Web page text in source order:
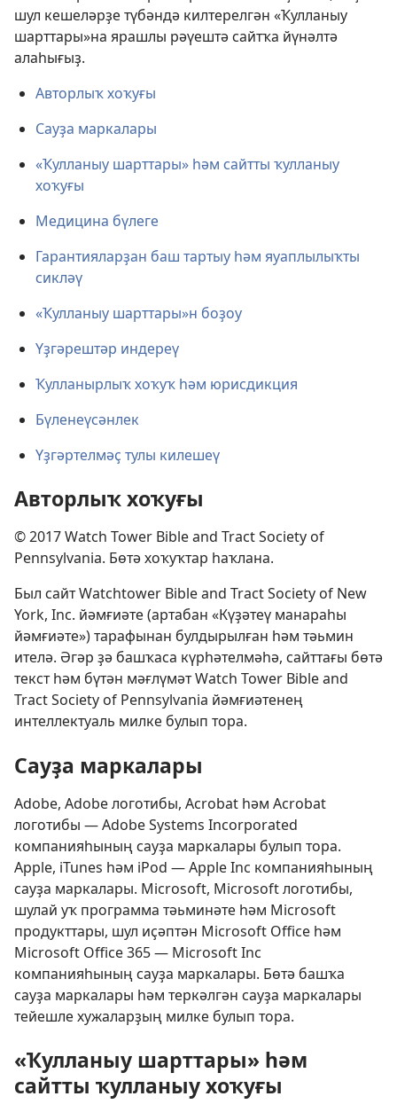
шул кешеләрҙе түбәндә килтерелгән «Ҡулланыу
шарттары»на ярашлы рәүештә сайтҡа йүнәлтә
алаһығыҙ.
Авторлыҡ хоҡуғы
Сауҙа маркалары
«Ҡулланыу шарттары» һәм сайтты ҡулланыу
хоҡуғы
Медицина бүлеге
Гарантияларҙан баш тартыу һәм яуаплылыҡты
сикләү
«Ҡулланыу шарттары»н боҙоу
Үҙгәрештәр индереү
Ҡулланырлыҡ хоҡуҡ һәм юрисдикция
Бүленеүсәнлек
Үҙгәртелмәҫ тулы килешеү
Авторлыҡ хоҡуғы
© 2017 Watch Tower Bible and Tract Society of
Pennsylvania. Бөтә хоҡуҡтар һаҡлана.
Был сайт Watchtower Bible and Tract Society of New
York, Inc. йәмғиәте (артабан «Күҙәтеү манараһы
йәмғиәте») тарафынан булдырылған һәм тәьмин
ителә. Әгәр ҙә башҡаса күрһәтелмәһә, сайттағы бөтә
текст һәм бүтән мәғлүмәт Watch Tower Bible and
Tract Society of Pennsylvania йәмғиәтенең
интеллектуаль милке булып тора.
Сауҙа маркалары
Adobe, Adobe логотибы, Acrobat һәм Acrobat
логотибы — Adobe Systems Incorporated
компанияһының сауҙа маркалары булып тора.
Apple, iTunes һәм iPod — Apple Inc компанияһының
сауҙа маркалары. Microsoft, Microsoft логотибы,
шулай уҡ программа тәьминәте һәм Microsoft
продукттары, шул иҫәптән Microsoft Office һәм
Microsoft Office 365 — Microsoft Inc
компанияһының сауҙа маркалары. Бөтә башҡа
сауҙа маркалары һәм теркәлгән сауҙа маркалары
тейешле хужаларҙың милке булып тора.
«Ҡулланыу шарттары» һәм
сайтты ҡулланыу хоҡуғы